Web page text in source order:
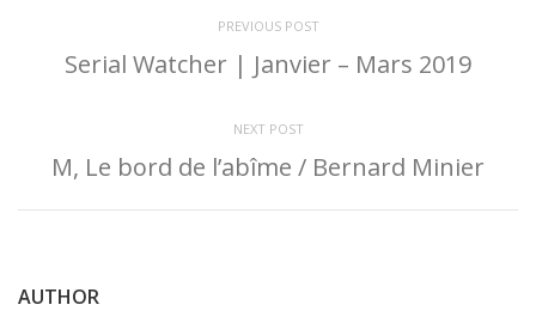
PREVIOUS POST
Serial Watcher | Janvier – Mars 2019
NEXT POST
M, Le bord de l’abîme / Bernard Minier
AUTHOR